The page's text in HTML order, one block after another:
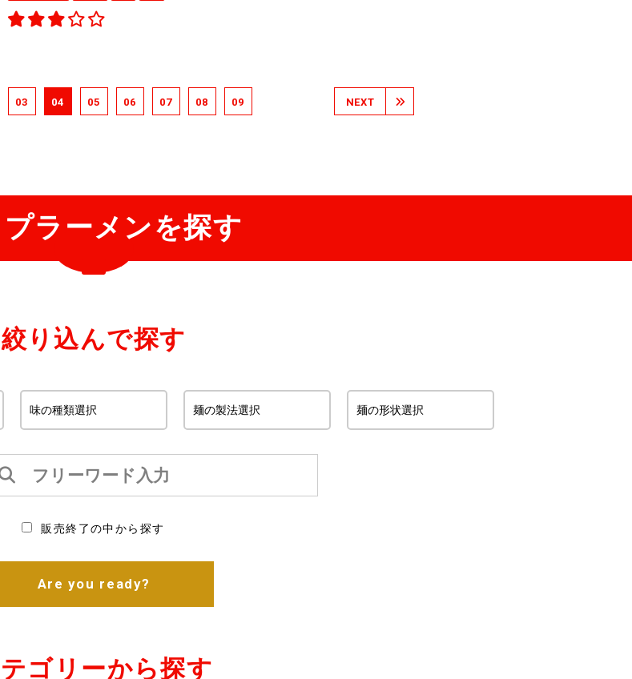
03 04 05 06 07 08 09 NEXT
ラーメンを探す
絞り込んで探す
販売終了の中から探す
Are you ready?
ゴリーから探す